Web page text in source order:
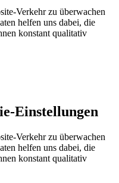
Verkehr zu überwachen
helfen uns dabei, die
konstant qualitativ
Einstellungen
Verkehr zu überwachen
helfen uns dabei, die
konstant qualitativ